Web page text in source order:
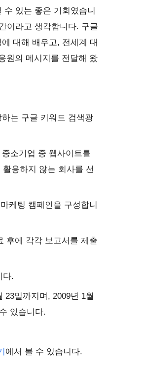
있는 좋은 기회였습니
이라고 생각합니다. 구글
대해 배우고, 전세계 대
원의 메시지를 전달해 왔
는 구글 키워드 검색광
소기업 중 웹사이트를
용하지 않는 회사를 선
케팅 캠페인을 구성합니
후에 각각 보고서를 제출
다.
23일까지며, 2009년 1월
있습니다.
에서 볼 수 있습니다.